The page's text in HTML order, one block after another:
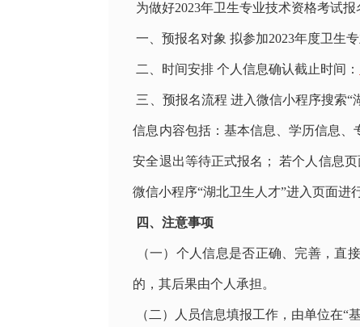
为做好2023年卫生专业技术资格考试
一、预报名对象 拟参加2023年度卫生
二、时间安排 个人信息确认截止时间：
三、预报名流程 进入微信小程序搜索“
信息内容包括：基本信息、学历信息
安全退出等待正式报名； 若个人信息
微信小程序“湖北卫生人才”进入页面进
四、注意事项
（一）个人信息是否正确、完善，直
的，其后果由个人承担。
（二）人员信息填报工作，由单位在“